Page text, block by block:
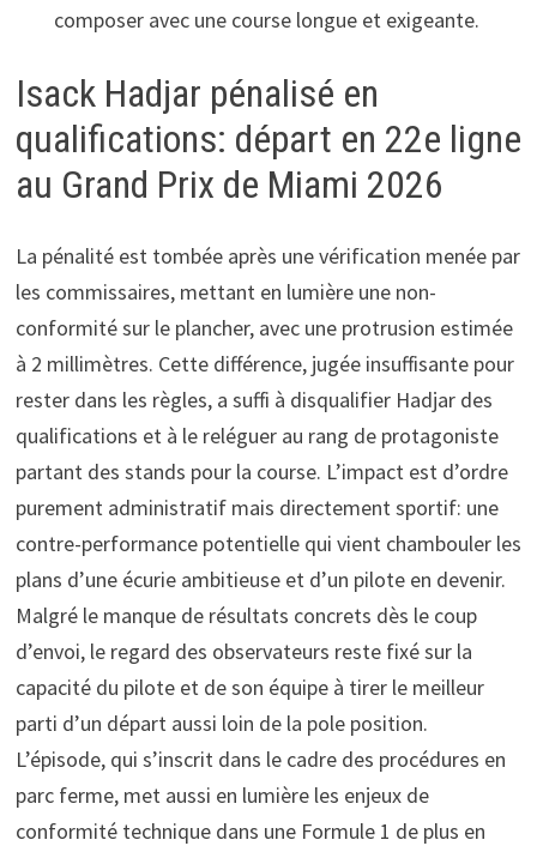
composer avec une course longue et exigeante.
Isack Hadjar pénalisé en
qualifications: départ en 22e ligne
au Grand Prix de Miami 2026
La pénalité est tombée après une vérification menée par
les commissaires, mettant en lumière une non-
conformité sur le plancher, avec une protrusion estimée
à 2 millimètres. Cette différence, jugée insuffisante pour
rester dans les règles, a suffi à disqualifier Hadjar des
qualifications et à le reléguer au rang de protagoniste
partant des stands pour la course. L’impact est d’ordre
purement administratif mais directement sportif: une
contre-performance potentielle qui vient chambouler les
plans d’une écurie ambitieuse et d’un pilote en devenir.
Malgré le manque de résultats concrets dès le coup
d’envoi, le regard des observateurs reste fixé sur la
capacité du pilote et de son équipe à tirer le meilleur
parti d’un départ aussi loin de la pole position.
L’épisode, qui s’inscrit dans le cadre des procédures en
parc ferme, met aussi en lumière les enjeux de
conformité technique dans une Formule 1 de plus en